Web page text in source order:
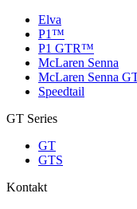
Elva
P1™
P1 GTR™
McLaren Senna
McLaren Senna
Speedtail
GT Series
GT
GTS
Kontakt